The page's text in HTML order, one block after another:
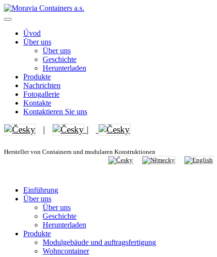
Úvod
Über uns
Über uns
Geschichte
Herunterladen
Produkte
Nachrichten
Fotogallerie
Kontakte
Kontaktieren Sie uns
| |
Hersteller von Containern und modularen Konstruktionen
Einführung
Über uns
Über uns
Geschichte
Herunterladen
Produkte
Modulgebäude und auftragsfertigung
Wohncontainer